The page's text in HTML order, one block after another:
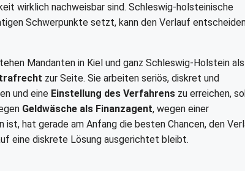
wirklich nachweisbar sind. Schleswig-holsteinische
Schwerpunkte setzt, kann den Verlauf
Mandanten in Kiel und ganz Schleswig-Holstein als
zur Seite. Sie arbeiten seriös, diskret und
und eine Einstellung des Verfahrens zu erreichen,
Geldwäsche als Finanzagent, wegen einer
hat gerade am Anfang die besten Chancen, den
eine diskrete Lösung ausgerichtet bleibt.